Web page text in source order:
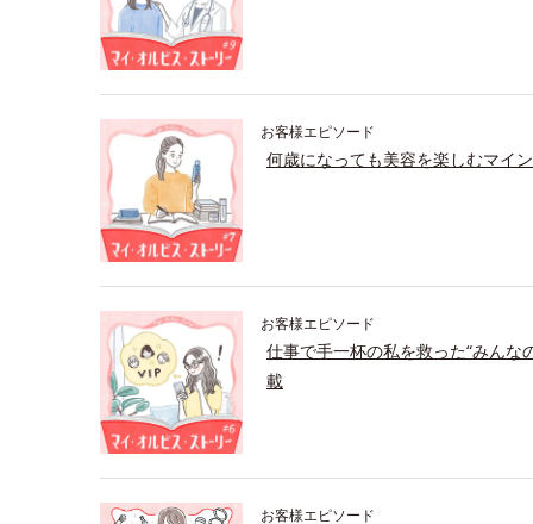
お客様エピソード
何歳になっても美容を楽しむマイ
お客様エピソード
仕事で手一杯の私を救った“みんな
載
お客様エピソード